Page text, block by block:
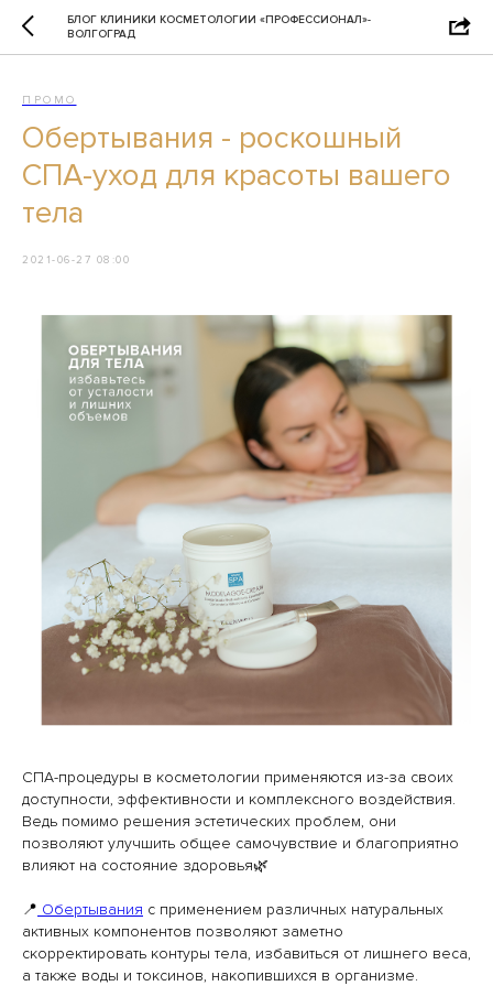
БЛОГ КЛИНИКИ КОСМЕТОЛОГИИ «ПРОФЕССИОНАЛ»-
ВОЛГОГРАД
ПРОМО
Обертывания - роскошный
СПА-уход для красоты вашего
тела
2021-06-27 08:00
СПА-процедуры в косметологии применяются из-за своих
доступности, эффективности и комплексного воздействия.
Ведь помимо решения эстетических проблем, они
позволяют улучшить общее самочувствие и благоприятно
влияют на состояние здоровья🌿
📍 Обертывания с применением различных натуральных
активных компонентов позволяют заметно
скорректировать контуры тела, избавиться от лишнего веса,
а также воды и токсинов, накопившихся в организме.